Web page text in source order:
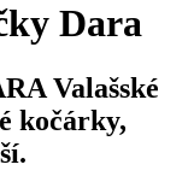
Dara
Valašské
kočárky,